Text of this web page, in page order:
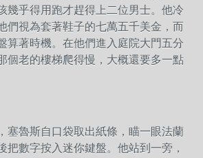
幾乎得用跑才趕得上二位男士。他冷
們視為套著鞋子的七萬五千美金，而
算著時機。在他們進入庭院大門五分
個老的樓梯爬得慢，大概還要多一點
塞魯斯自口袋取出紙條，瞄一眼法蘭
把數字按入迷你鍵盤。他站到一旁，